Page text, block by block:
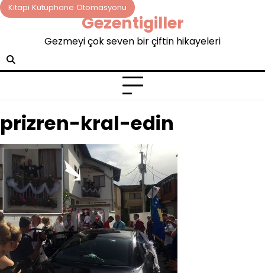
Skip
to
Kitapi Kütüphane Otomasyonu
Gezentigiller
Gezmeyi çok seven bir çiftin hikayeleri
prizren-kral-edin